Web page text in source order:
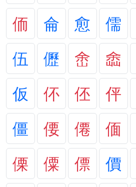
侕
侖 愈 儒
伍
儮 峹 嵞
仮
伓 伾 伻
僵
偠 僊 偭
傈
僳 僄 價